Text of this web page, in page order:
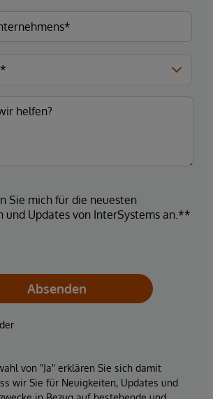
Sie mich für die neuesten
und Updates von InterSystems an.**
Absenden
von "Ja" erklären Sie sich damit
wir Sie für Neuigkeiten, Updates und